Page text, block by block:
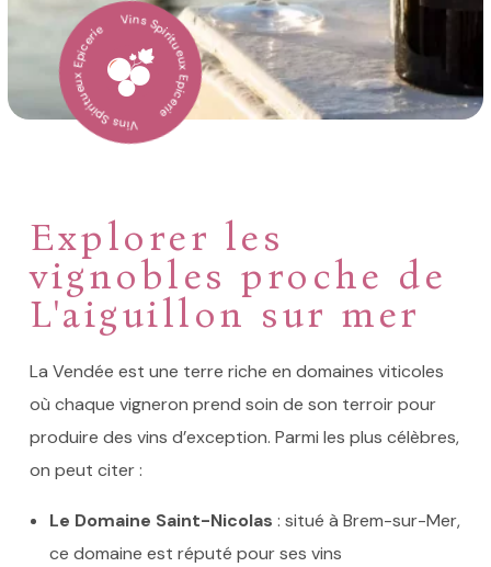
Vins Spiritueux Epicerie
Vins Spiritueux Epicerie
Explorer les
vignobles proche de
L'aiguillon sur mer
La Vendée est une terre riche en domaines viticoles
où chaque vigneron prend soin de son terroir pour
produire des vins d’exception. Parmi les plus célèbres,
on peut citer :
Le Domaine Saint-Nicolas : situé à Brem-sur-Mer,
ce domaine est réputé pour ses vins